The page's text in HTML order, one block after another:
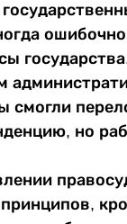
смогли
но